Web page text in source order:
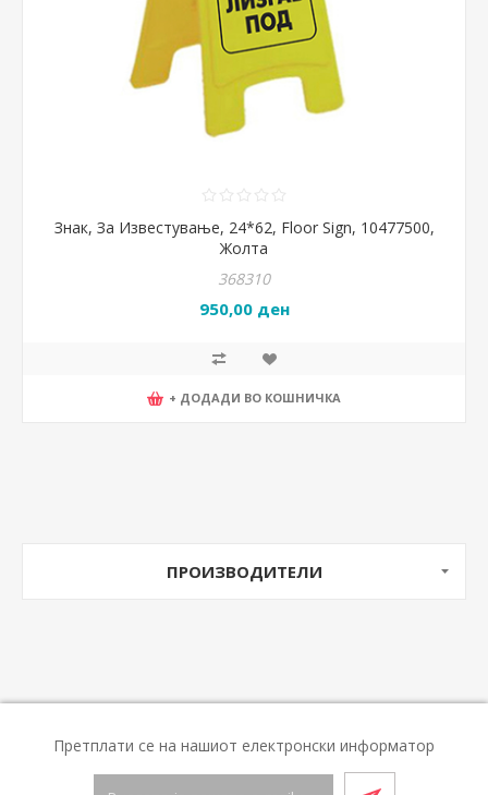
Знак, За Известување, 24*62, Floor Sign, 10477500,
Жолта
368310
950,00 ден
+ ДОДАДИ ВО КОШНИЧКА
ПРОИЗВОДИТЕЛИ
Претплати се на нашиот електронски информатор